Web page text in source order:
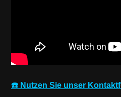
☎️ Nutzen Sie unser